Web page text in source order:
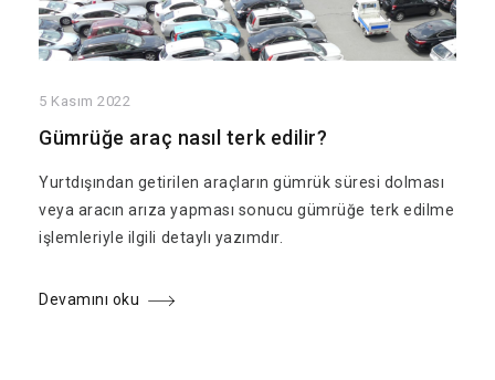
5 Kasım 2022
Gümrüğe araç nasıl terk edilir?
Yurtdışından getirilen araçların gümrük süresi dolması
veya aracın arıza yapması sonucu gümrüğe terk edilme
işlemleriyle ilgili detaylı yazımdır.
Devamını oku